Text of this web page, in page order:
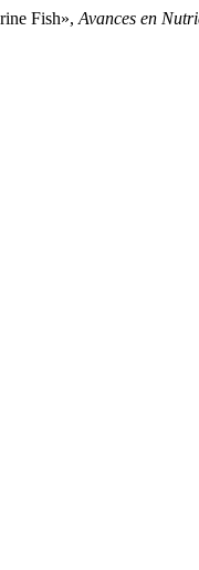
Fish», Avances en